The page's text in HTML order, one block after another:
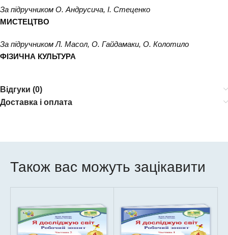
За підручником О. Андрусича, І. Стеценко
МИСТЕЦТВО
За підручником Л. Масол, О. Гайдамаки, О. Колотило
ФІЗИЧНА КУЛЬТУРА
Відгуки (0)
Доставка і оплата
Також вас можуть зацікавити